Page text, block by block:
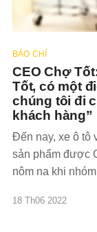
BÁO CHÍ
CEO Chợ
Tốt, có một
chúng tôi đi
khách hàng”
Đến nay, xe ô tô
sản phẩm được
nôm na khi
18 Th06 2022